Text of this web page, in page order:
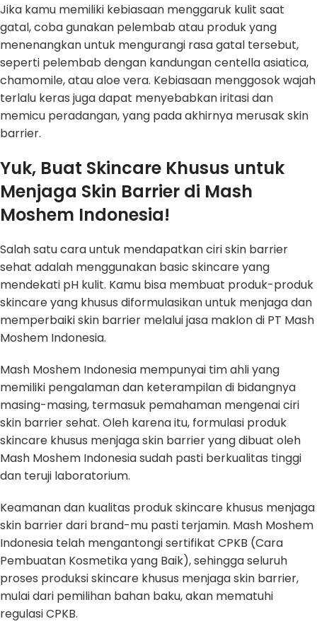
Jika kamu memiliki kebiasaan menggaruk kulit saat
gatal, coba gunakan pelembab atau produk yang
menenangkan untuk mengurangi rasa gatal tersebut,
seperti pelembab dengan kandungan centella asiatica,
chamomile, atau aloe vera. Kebiasaan menggosok wajah
terlalu keras juga dapat menyebabkan iritasi dan
memicu peradangan, yang pada akhirnya merusak skin
barrier.
Yuk, Buat Skincare Khusus untuk
Menjaga Skin Barrier di Mash
Moshem Indonesia!
Salah satu cara untuk mendapatkan ciri skin barrier
sehat adalah menggunakan basic skincare yang
mendekati pH kulit. Kamu bisa membuat produk-produk
skincare yang khusus diformulasikan untuk menjaga dan
memperbaiki skin barrier melalui jasa maklon di PT Mash
Moshem Indonesia.
Mash Moshem Indonesia mempunyai tim ahli yang
memiliki pengalaman dan keterampilan di bidangnya
masing-masing, termasuk pemahaman mengenai ciri
skin barrier sehat. Oleh karena itu, formulasi produk
skincare khusus menjaga skin barrier yang dibuat oleh
Mash Moshem Indonesia sudah pasti berkualitas tinggi
dan teruji laboratorium.
Keamanan dan kualitas produk skincare khusus menjaga
skin barrier dari brand-mu pasti terjamin. Mash Moshem
Indonesia telah mengantongi sertifikat CPKB (Cara
Pembuatan Kosmetika yang Baik), sehingga seluruh
proses produksi skincare khusus menjaga skin barrier,
mulai dari pemilihan bahan baku, akan mematuhi
regulasi CPKB.